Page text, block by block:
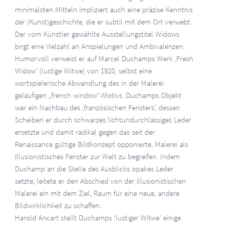
minimalsten Mitteln impliziert auch eine präzise Kenntnis
der (Kunst)geschichte, die er subtil mit dem Ort verwebt.
Der vom Künstler gewählte Ausstellungstitel Widows
birgt eine Vielzahl an Anspielungen und Ambivalenzen.
Humorvoll verweist er auf Marcel Duchamps Werk ‚Fresh
Widow’ (lustige Witwe) von 1920, selbst eine
wortspielerische Abwandlung des in der Malerei
geläufigen „french window“-Motivs. Duchamps Objekt
war ein Nachbau des ‚französischen Fensters’, dessen
Scheiben er durch schwarzes lichtundurchlässiges Leder
ersetzte und damit radikal gegen das seit der
Renaissance gültige Bildkonzept opponierte, Malerei als
illusionistisches Fenster zur Welt zu begreifen. Indem
Duchamp an die Stelle des Ausblicks opakes Leder
setzte, leitete er den Abschied von der illusionistischen
Malerei ein mit dem Ziel, Raum für eine neue, andere
Bildwirklichkeit zu schaffen.
Harold Ancart stellt Duchamps ‘lustiger Witwe’ einige